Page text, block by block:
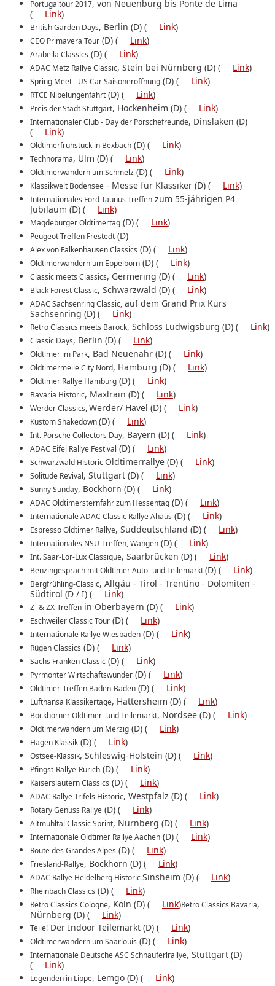
Portugaltour 2017, von Neuenburg bis Ponte de Lima
(
Link)
British Garden Days, Berlin (D) ( Link)
CEO Primavera Tour (D) ( Link)
Arabella Classics (D) ( Link)
ADAC Metz Rallye Classic, Stein bei Nürnberg (D) ( Link)
Spring Meet - US Car Saisoneröffnung (D) ( Link)
RTCE Nibelungenfahrt (D) ( Link)
Preis der Stadt Stuttgart, Hockenheim (D) ( Link)
Internationaler Club - Day der Porschefreunde, Dinslaken (D)
(
Link)
Oldtimerfrühstück in Bexbach (D) ( Link)
Technorama, Ulm (D) ( Link)
Oldtimerwandern um Schmelz (D) ( Link)
Klassikwelt Bodensee - Messe für Klassiker (D) ( Link)
Internationales Ford Taunus Treffen zum 55-jährigen P4
Jubiläum (D) (
Link)
Magdeburger Oldtimertag (D) ( Link)
Peugeot Treffen Frestedt (D)
Alex von Falkenhausen Classics (D) ( Link)
Oldtimerwandern um Eppelborn (D) ( Link)
Classic meets Classics, Germering (D) ( Link)
Black Forest Classic, Schwarzwald (D) ( Link)
ADAC Sachsenring Classic, auf dem Grand Prix Kurs
Sachsenring (D) (
Link)
Retro Classics meets Barock, Schloss Ludwigsburg (D) ( Link)
Classic Days, Berlin (D) ( Link)
Oldtimer im Park, Bad Neuenahr (D) ( Link)
Oldtimermeile City Nord, Hamburg (D) ( Link)
Oldtimer Rallye Hamburg (D) ( Link)
Bavaria Historic, Maxlrain (D) ( Link)
Werder Classics,Werder/ Havel (D) ( Link)
Kustom Shakedown(D) ( Link)
Int. Porsche Collectors Day, Bayern (D) ( Link)
ADAC Eifel Rallye Festival (D) ( Link)
Schwarzwald Historic Oldtimerrallye (D) ( Link)
Solitude Revival, Stuttgart (D) ( Link)
Sunny Sunday, Bockhorn (D) ( Link)
ADAC Oldtimersternfahr zum Hessentag (D) ( Link)
Internationale ADAC Classic Rallye Ahaus (D) ( Link)
Espresso Oldtimer Rallye, Süddeutschland (D) ( Link)
Internationales NSU-Treffen, Wangen (D) ( Link)
Int. Saar-Lor-Lux Classique, Saarbrücken (D) ( Link)
Benzingespräch mit Oldtimer Auto- und Teilemarkt(D) ( Link)
Bergfrühling-Classic, Allgäu ‐ Tirol - Trentino ‐ Dolomiten ‐
Südtirol (D / I) (
Link)
Z- & ZX-Treffen in Oberbayern (D) ( Link)
Eschweiler Classic Tour (D) ( Link)
Internationale Rallye Wiesbaden (D) ( Link)
Rügen Classics (D) ( Link)
Sachs Franken Classic (D) ( Link)
Pyrmonter Wirtschaftswunder (D) ( Link)
Oldtimer-Treffen Baden-Baden (D) ( Link)
Lufthansa Klassikertage, Hattersheim (D) ( Link)
Bockhorner Oldtimer- und Teilemarkt, Nordsee (D) ( Link)
Oldtimerwandern um Merzig (D) ( Link)
Hagen Klassik (D) ( Link)
Ostsee-Klassik, Schleswig-Holstein (D) ( Link)
Pfingst-Rallye-Rurich (D) ( Link)
Kaiserslautern Classics (D) ( Link)
ADAC Rallye Trifels Historic, Westpfalz (D) ( Link)
Rotary Genuss Rallye (D) ( Link)
Altmühltal Classic Sprint, Nürnberg (D) ( Link)
Internationale Oldtimer Rallye Aachen (D) ( Link)
Route des Grandes Alpes (D) ( Link)
Friesland-Rallye, Bockhorn (D) ( Link)
ADAC Rallye Heidelberg HistoricSinsheim (D) ( Link)
Rheinbach Classics (D) ( Link)
Retro Classics Cologne, Köln (D) ( Link)Retro Classics Bavaria,
Nürnberg (D) (
Link)
Teile! Der Indoor Teilemarkt (D) ( Link)
Oldtimerwandern um Saarlouis (D) ( Link)
Internationale Deutsche ASC Schnauferlrallye, Stuttgart (D)
(
Link)
Legenden in Lippe, Lemgo (D) ( Link)